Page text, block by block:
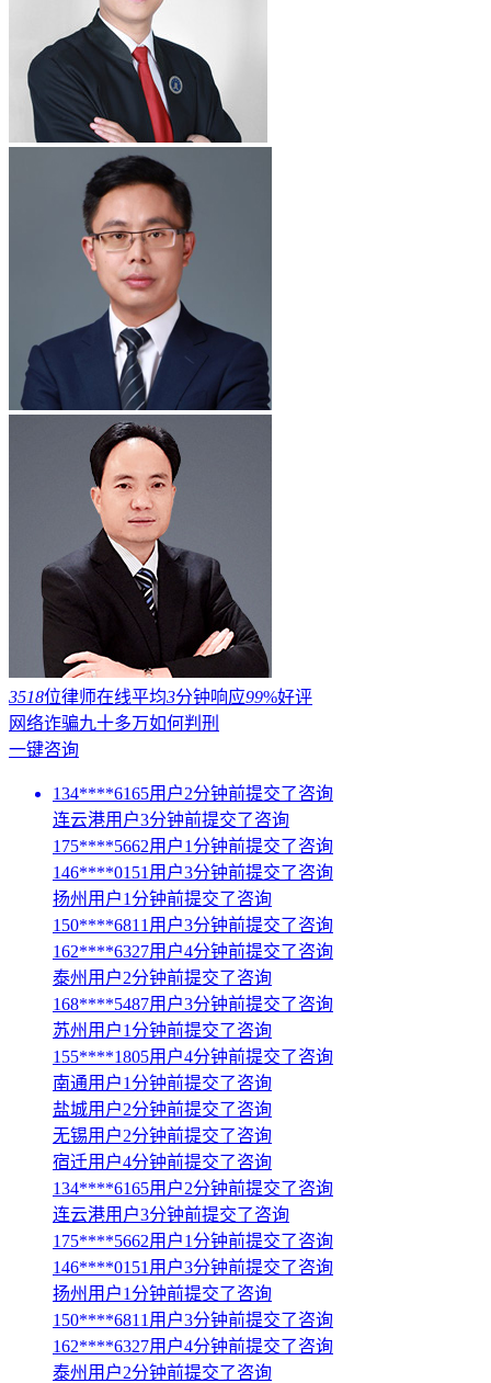
3518位律师在线平均3分钟响应99%好评
网络诈骗九十多万如何判刑
一键咨询
134****6165用户2分钟前提交了咨询
连云港用户3分钟前提交了咨询
175****5662用户1分钟前提交了咨询
146****0151用户3分钟前提交了咨询
扬州用户1分钟前提交了咨询
150****6811用户3分钟前提交了咨询
162****6327用户4分钟前提交了咨询
泰州用户2分钟前提交了咨询
168****5487用户3分钟前提交了咨询
苏州用户1分钟前提交了咨询
155****1805用户4分钟前提交了咨询
南通用户1分钟前提交了咨询
盐城用户2分钟前提交了咨询
无锡用户2分钟前提交了咨询
宿迁用户4分钟前提交了咨询
134****6165用户2分钟前提交了咨询
连云港用户3分钟前提交了咨询
175****5662用户1分钟前提交了咨询
146****0151用户3分钟前提交了咨询
扬州用户1分钟前提交了咨询
150****6811用户3分钟前提交了咨询
162****6327用户4分钟前提交了咨询
泰州用户2分钟前提交了咨询